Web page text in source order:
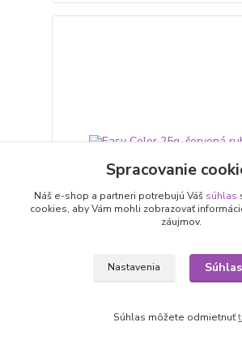
Easy Color 25g, červená rubínová
bez DPH
Spracovanie
Náš e-shop a partneri potrebujú Váš súhlas
cookies, aby Vám mohli zobrazovať
záujmov.
Nastavenia
Súhlas môžete odmietnuť